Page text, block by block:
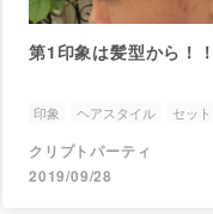
第1印象は髪型から！！
印象 ヘアスタイル セット
クリプトパーティ
2019/09/28